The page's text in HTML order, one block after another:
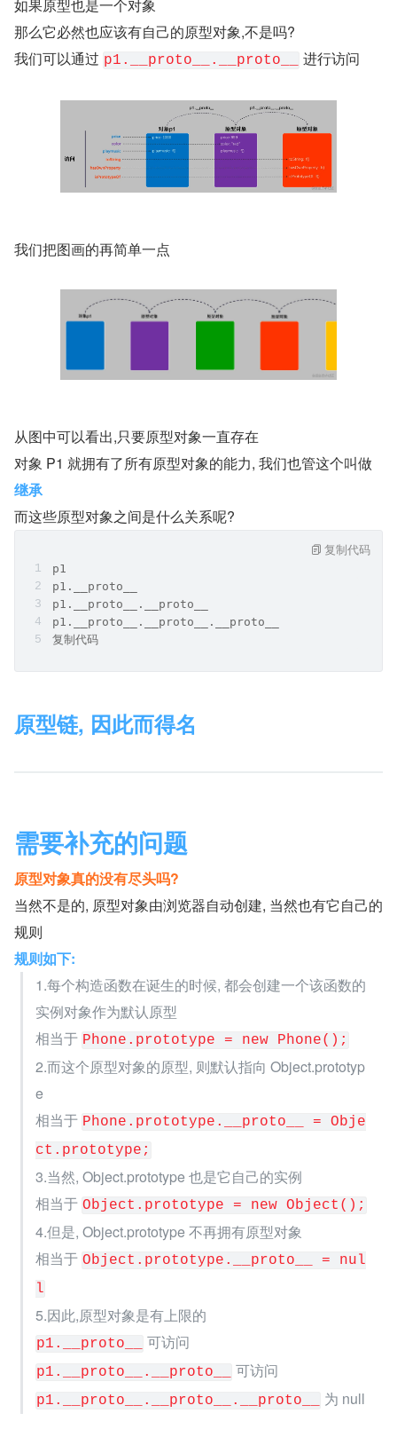
如果原型也是一个对象
那么它必然也应该有自己的原型对象,不是吗?
我们可以通过 p1.__proto__.__proto__ 进行访问
我们把图画的再简单一点
从图中可以看出,只要原型对象一直存在
继承
而这些原型对象之间是什么关系呢?
p1
p1.__proto__
p1.__proto__.__proto__
p1.__proto__.__proto__.__proto__
复制代码
复制代码
原型链, 因此而得名
需要补充的问题
原型对象真的没有尽头吗?
当然不是的, 原型对象由浏览器自动创建, 当然也有它自己的
规则
规则如下:
1.每个构造函数在诞生的时候, 都会创建一个该函数的
实例对象作为默认原型
相当于 Phone.prototype = new Phone();
2.而这个原型对象的原型, 则默认指向 Object.prototyp
e
相当于 Phone.prototype.__proto__ = Obje
ct.prototype;
3.当然, Object.prototype 也是它自己的实例
相当于 Object.prototype = new Object();
4.但是, Object.prototype 不再拥有原型对象
相当于 Object.prototype.__proto__ = nul
l
5.因此,原型对象是有上限的
p1.__proto__ 可访问
p1.__proto__.__proto__ 可访问
p1.__proto__.__proto__.__proto__ 为 null